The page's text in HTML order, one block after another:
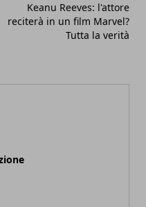
Keanu Reeves: l'attore
reciterà in un film Marvel?
Tutta la verità